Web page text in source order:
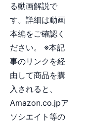
る動画解説で
す。詳細は動画
本編をご確認く
ださい。 ※本記
事のリンクを経
由して商品を購
入されると、
Amazon.co.jpア
ソシエイト等の